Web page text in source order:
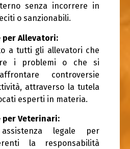
senza incorrere in
o sanzionabili.
per Allevatori:
a tutti gli allevatori che
i problemi o che si
controversie
attraverso la tutela
esperti in materia.
per Veterinari:
legale per
la responsabilità